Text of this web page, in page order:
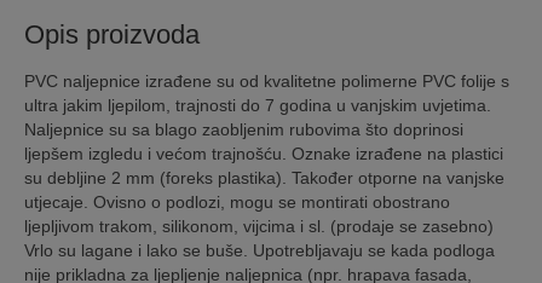
Opis proizvoda
PVC naljepnice izrađene su od kvalitetne polimerne PVC folije s
ultra jakim ljepilom, trajnosti do 7 godina u vanjskim uvjetima.
Naljepnice su sa blago zaobljenim rubovima što doprinosi
ljepšem izgledu i većom trajnošću. Oznake izrađene na plastici
su debljine 2 mm (foreks plastika). Također otporne na vanjske
utjecaje. Ovisno o podlozi, mogu se montirati obostrano
ljepljivom trakom, silikonom, vijcima i sl. (prodaje se zasebno)
Vrlo su lagane i lako se buše. Upotrebljavaju se kada podloga
nije prikladna za ljepljenje naljepnica (npr. hrapava fasada,